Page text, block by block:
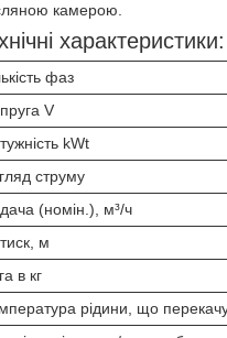
камерою.
фаз
V
kWt
струму
(номін.), м³/ч
м
в кг
рідини, що